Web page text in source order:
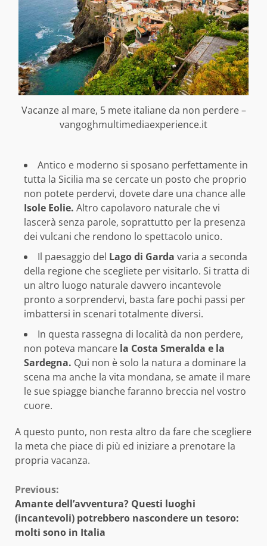
Vacanze al mare, 5 mete italiane da non perdere –
vangoghmultimediaexperience.it
Antico e moderno si sposano perfettamente in
tutta la Sicilia ma se cercate un posto che proprio
non potete perdervi, dovete dare una chance alle
Isole Eolie. Altro capolavoro naturale che vi
lascerà senza parole, soprattutto per la presenza
dei vulcani che rendono lo spettacolo unico.
Il paesaggio del Lago di Garda varia a seconda
della regione che scegliete per visitarlo. Si tratta di
un altro luogo naturale davvero incantevole
pronto a sorprendervi, basta fare pochi passi per
imbattersi in scenari totalmente diversi.
In questa rassegna di località da non perdere,
non poteva mancare la Costa Smeralda e la
Sardegna. Qui non è solo la natura a dominare la
scena ma anche la vita mondana, se amate il mare
le sue spiagge bianche faranno breccia nel vostro
cuore.
A questo punto, non resta altro da fare che scegliere
la meta che piace di più ed iniziare a prenotare la
propria vacanza.
Continue
Reading
Previous:
Amante dell’avventura? Questi luoghi
(incantevoli) potrebbero nascondere un tesoro:
molti sono in Italia